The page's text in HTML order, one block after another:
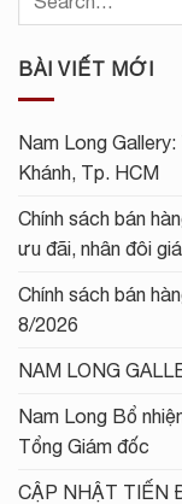
BÀI VIẾT MỚI
Nam Long
Khánh, Tp. HCM
Chính sách bán
ưu đãi, nhân đôi
Chính sách bán
8/2026
NAM LONG
Nam Long Bổ
Tổng Giám đốc
CẬP NHẬT TIẾN